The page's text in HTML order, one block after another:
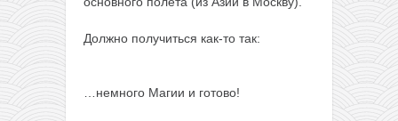
Должно получиться как-то так:
…немного Магии и готово!